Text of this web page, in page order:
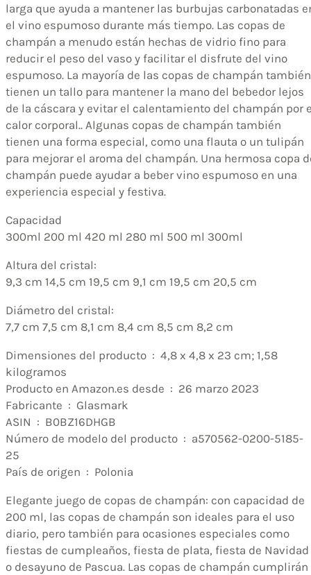
larga que ayuda a mantener las burbujas carbonatadas
el vino espumoso durante más tiempo. Las copas de
champán a menudo están hechas de vidrio fino para
reducir el peso del vaso y facilitar el disfrute del vino
espumoso. La mayoría de las copas de champán también
tienen un tallo para mantener la mano del bebedor lejos
de la cáscara y evitar el calentamiento del champán por
calor corporal.. Algunas copas de champán también
tienen una forma especial, como una flauta o un tulipán
para mejorar el aroma del champán. Una hermosa copa
champán puede ayudar a beber vino espumoso en una
experiencia especial y festiva.
Capacidad
300ml 200 ml 420 ml 280 ml 500 ml 300ml
Altura del cristal:
9,3 cm 14,5 cm 19,5 cm 9,1 cm 19,5 cm 20,5 cm
Diámetro del cristal:
7,7 cm 7,5 cm 8,1 cm 8,4 cm 8,5 cm 8,2 cm
Dimensiones del producto ‏ : ‎ 4,8 x 4,8 x 23 cm; 1,58
kilogramos
Producto en Amazon.es desde ‏ : ‎ 26 marzo 2023
Fabricante ‏ : ‎ Glasmark
ASIN ‏ : ‎ B0BZ16DHGB
Número de modelo del producto ‏ : ‎ a570562-0200-5185-
25
País de origen ‏ : ‎ Polonia
Elegante juego de copas de champán: con capacidad de
200 ml, las copas de champán son ideales para el uso
diario, pero también para ocasiones especiales como
fiestas de cumpleaños, fiesta de plata, fiesta de Navidad
o desayuno de Pascua. Las copas de champán cumplirán